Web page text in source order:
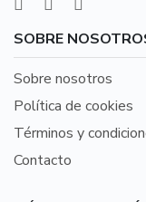
SOBRE
Sobre nosotros
Política de cookies
Términos y
Contacto